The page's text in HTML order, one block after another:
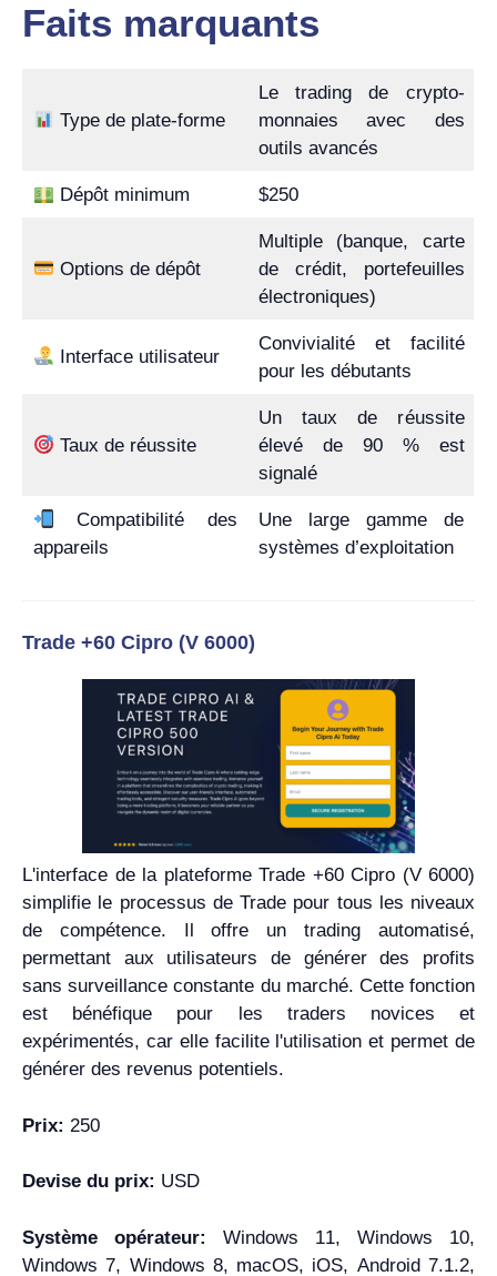
Faits marquants
Type de plate-forme
Le trading de crypto-
monnaies avec des
outils avancés
Dépôt minimum $250
Options de dépôt
Multiple (banque, carte
de crédit, portefeuilles
électroniques)
Interface utilisateur
Convivialité et facilité
pour les débutants
Taux de réussite
Un taux de réussite
élevé de 90 % est
signalé
Compatibilité des
appareils
Une large gamme de
systèmes d’exploitation
Trade +60 Cipro (V 6000)
L'interface de la plateforme Trade +60 Cipro (V 6000)
simplifie le processus de Trade pour tous les niveaux
de compétence. Il offre un trading automatisé,
permettant aux utilisateurs de générer des profits
sans surveillance constante du marché. Cette fonction
est bénéfique pour les traders novices et
expérimentés, car elle facilite l'utilisation et permet de
générer des revenus potentiels.
Prix: 250
Devise du prix: USD
Système opérateur: Windows 11, Windows 10,
Windows 7, Windows 8, macOS, iOS, Android 7.1.2,